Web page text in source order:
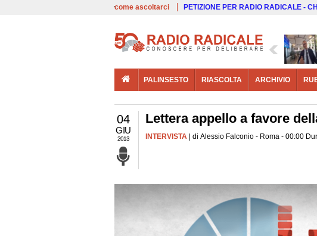
come ascoltarci PETIZIONE PER RADIO RADICALE -
PALINSESTO RIASCOLTA ARCHIVIO
04
GIU
2013
Lettera appello a favore
INTERVISTA | di Alessio Falconio - Roma - 00:00